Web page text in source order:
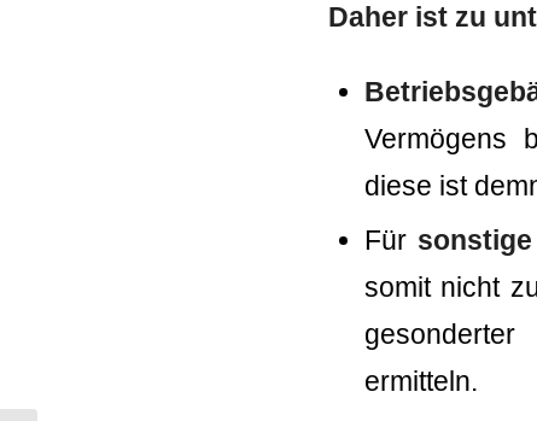
Daher ist zu
Vermögens
diese ist
Für
somit nicht
ermitteln.